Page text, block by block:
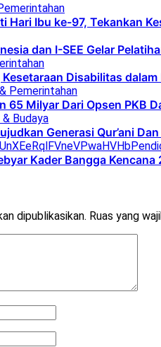
Hari Ibu ke-97, Tekankan
dan I-SEE Gelar
Disabilitas
Pemerintahan
65 Milyar Dari Opsen PKB
Budaya
Generasi Qur’ani
Kader Bangga
dipublikasikan. Ruas yang